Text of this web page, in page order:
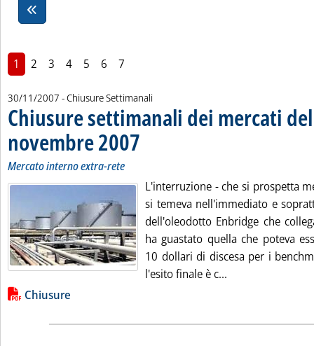
1 2 3 4 5 6 7
30/11/2007 - Chiusure Settimanali
Chiusure settimanali dei mercati
novembre 2007
Mercato interno extra-rete
L'interruzione - che si prospetta
si temeva nell'immediato e
dell'oleodotto Enbridge che
ha guastato quella che poteva
10 dollari di discesa per i
l'esito finale è c...
Lista allegati PDF alla notizia
Chiusure